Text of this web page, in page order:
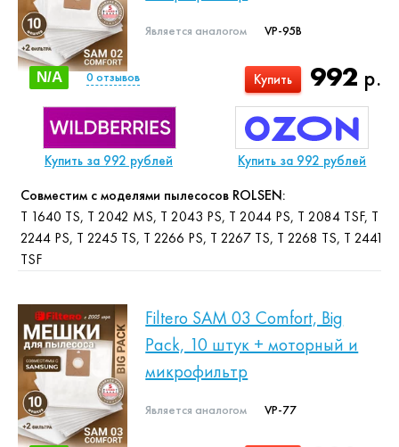
Является аналогом VP-95B
992 р.
Купить
N/A 0отзывов
Купить за 992 рублей Купить за 992 рублей
Совместим с моделями пылесосов ROLSEN:
T 1640 TS, T 2042 MS, T 2043 PS, T 2044 PS, T 2084 TSF, T
2244 PS, T 2245 TS, T 2266 PS, T 2267 TS, T 2268 TS, T 2441
TSF
Filtero SAM 03 Comfort, Big
Pack, 10 штук + моторный и
микрофильтр
Является аналогом VP-77